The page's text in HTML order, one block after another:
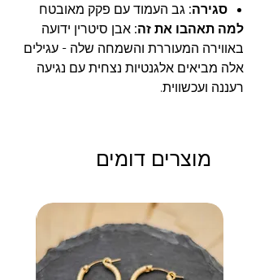
סגירה: גב העמוד עם פקק מאובטח
למה תאהבו את זה: אבן סיטרין ידועה
באווירה המעוררת והשמחה שלה - עגילים
אלה מביאים אלגנטיות נצחית עם נגיעה
רעננה ועכשווית.
מוצרים דומים